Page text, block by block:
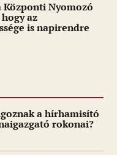
Központi Nyomozó
az
is napirendre
a hírhamisító
rokonai?